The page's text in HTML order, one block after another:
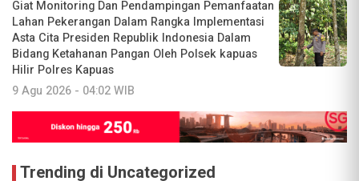
Giat Monitoring Dan Pendampingan Pemanfaatan
Lahan Pekerangan Dalam Rangka Implementasi
Asta Cita Presiden Republik Indonesia Dalam
Bidang Ketahanan Pangan Oleh Polsek kapuas
Hilir Polres Kapuas
9 Agu 2026 - 04:02 WIB
Trending di Uncategorized